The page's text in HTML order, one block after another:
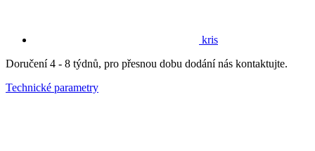
kris
Doručení 4 - 8 týdnů, pro přesnou dobu dodání nás kontaktujte.
Technické parametry